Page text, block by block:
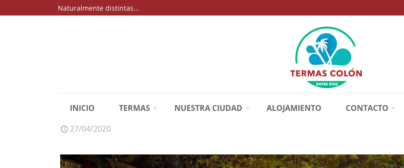
Naturalmente distintas...
INICIO TERMAS NUESTRA CIUDAD ALOJAMIENTO CONTACTO
27/04/2020